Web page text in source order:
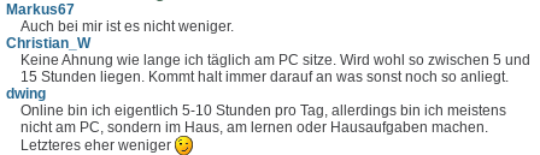
Markus67
Auch bei mir ist es nicht weniger.
Christian_W
Keine Ahnung wie lange ich täglich am PC sitze. Wird wohl so zwischen 5 und
15 Stunden liegen. Kommt halt immer darauf an was sonst noch so anliegt.
dwing
Online bin ich eigentlich 5-10 Stunden pro Tag, allerdings bin ich meistens
nicht am PC, sondern im Haus, am lernen oder Hausaufgaben machen.
Letzteres eher weniger